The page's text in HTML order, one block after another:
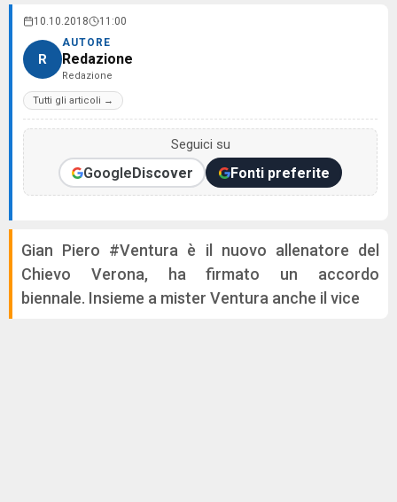
10.10.2018 11:00
R
AUTORE
Redazione
Redazione
Tutti gli articoli →
Seguici su
GoogleDiscover Fonti preferite
Gian Piero #Ventura è il nuovo allenatore del
Chievo Verona, ha firmato un accordo
biennale. Insieme a mister Ventura anche il vice